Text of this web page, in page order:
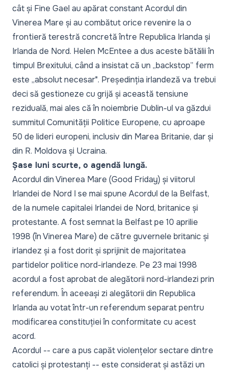
cât și Fine Gael au apărat constant Acordul din
Vinerea Mare și au combătut orice revenire la o
frontieră terestră concretă între Republica Irlanda și
Irlanda de Nord. Helen McEntee a dus aceste bătălii în
timpul Brexitului, când a insistat că un „backstop” ferm
este „absolut necesar". Președinția irlandeză va trebui
deci să gestioneze cu grijă și această tensiune
reziduală, mai ales că în noiembrie Dublin-ul va găzdui
summitul Comunității Politice Europene, cu aproape
50 de lideri europeni, inclusiv din Marea Britanie, dar și
din R. Moldova și Ucraina.
Șase luni scurte, o agendă lungă.
Acordul din Vinerea Mare (Good Friday) și viitorul
Irlandei de Nord I se mai spune Acordul de la Belfast,
de la numele capitalei Irlandei de Nord, britanice și
protestante. A fost semnat la Belfast pe 10 aprilie
1998 (în Vinerea Mare) de către guvernele britanic și
irlandez și a fost dorit și sprijinit de majoritatea
partidelor politice nord-irlandeze. Pe 23 mai 1998
acordul a fost aprobat de alegătorii nord-irlandezi prin
referendum. În aceeași zi alegătorii din Republica
Irlanda au votat într-un referendum separat pentru
modificarea constituției în conformitate cu acest
acord.
Acordul -- care a pus capăt violențelor sectare dintre
catolici și protestanți -- este considerat și astăzi un